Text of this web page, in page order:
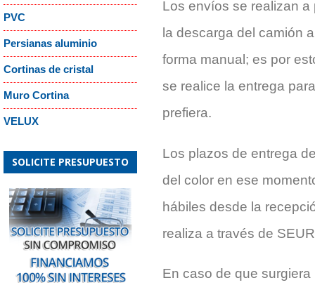
PVC
Persianas aluminio
Cortinas de cristal
Muro Cortina
VELUX
SOLICITE PRESUPUESTO
Los envíos se realizan a
la descarga del camión
forma manual; es por
se realice la entrega
prefiera.
Los plazos de entrega
del color en ese
hábiles desde la
realiza a través de
En caso de que